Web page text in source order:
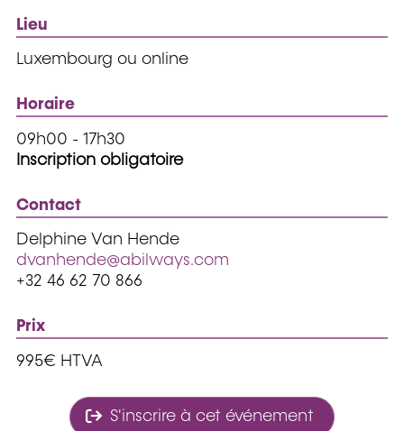
Lieu
Luxembourg ou online
Horaire
09h00 - 17h30
Inscription obligatoire
Contact
Delphine Van Hende
dvanhende@abilways.com
+32 46 62 70 866
Prix
995€ HTVA
S'inscrire à cet événement